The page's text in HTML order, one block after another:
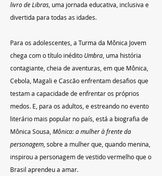
livro de Libras , uma jornada educativa, inclusiva e
divertida para todas as idades.
Para os adolescentes, a Turma da Mônica Jovem
chega com o título inédito Umbra , uma história
contagiante, cheia de aventuras, em que Mônica,
Cebola, Magali e Cascão enfrentam desafios que
testam a capacidade de enfrentar os próprios
medos. E, para os adultos, e estreando no evento
literário mais popular no país, está a biografia de
Mônica Sousa, Mônica: a mulher à frente da
personagem , sobre a mulher que, quando menina,
inspirou a personagem de vestido vermelho que o
Brasil aprendeu a amar.